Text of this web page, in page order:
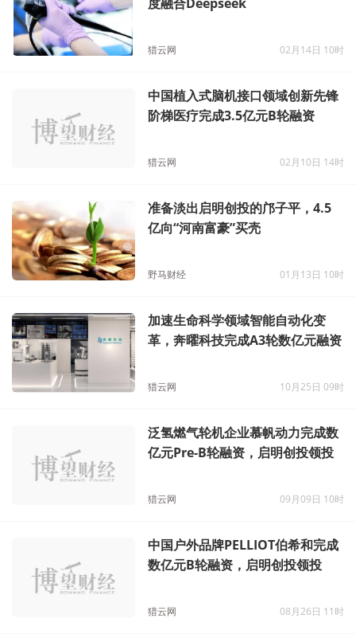
猎云网 02月14日 10时
中国植入式脑机接口领域创新先锋
阶梯医疗完成3.5亿元B轮融资
猎云网 02月10日 14时
准备淡出启明创投的邝子平，4.5
亿向“河南富豪”买壳
野马财经 01月13日 10时
加速生命科学领域智能自动化变
革，奔曜科技完成A3轮数亿元融资
猎云网 10月25日 09时
泛氢燃气轮机企业慕帆动力完成数
亿元Pre-B轮融资，启明创投领投
猎云网 09月09日 10时
中国户外品牌PELLIOT伯希和完成
数亿元B轮融资，启明创投领投
猎云网 08月26日 11时